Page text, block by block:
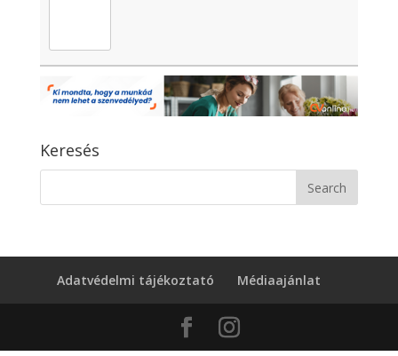
Keresés
Adatvédelmi tájékoztató Médiaajánlat